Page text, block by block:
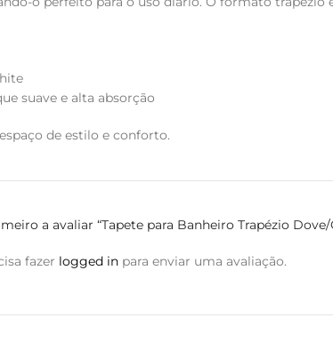
suave e alta absorção
de estilo e conforto.
a avaliar “Tapete para Banheiro Trapézio
fazer logged in para enviar uma avaliação.